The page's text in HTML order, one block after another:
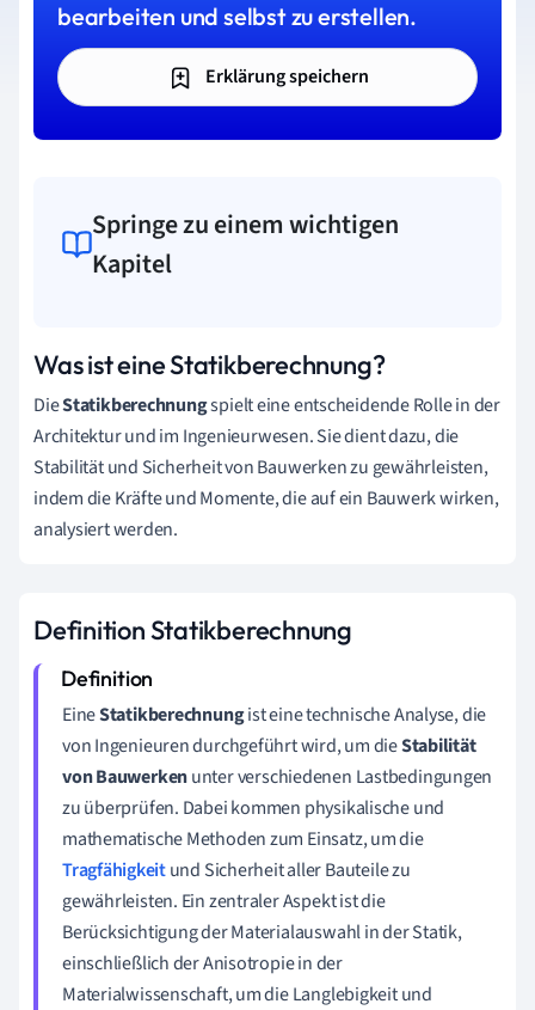
bearbeiten und selbst zu erstellen.
Erklärung speichern
Springe zu einem wichtigen
Kapitel
Was ist eine Statikberechnung?
DieStatikberechnungspielt eine entscheidende Rolle in der
Architektur und im Ingenieurwesen. Sie dient dazu, die
Stabilität und Sicherheit von Bauwerken zu gewährleisten,
indem die Kräfte und Momente, die auf ein Bauwerk wirken,
analysiert werden.
Definition Statikberechnung
EineStatikberechnungist eine technische Analyse, die
von Ingenieuren durchgeführt wird, um dieStabilität
von Bauwerkenunter verschiedenen Lastbedingungen
zu überprüfen. Dabei kommen physikalische und
mathematische Methoden zum Einsatz, um die
Tragfähigkeitund Sicherheit aller Bauteile zu
gewährleisten. Ein zentraler Aspekt ist die
Berücksichtigung der Materialauswahl in der Statik,
einschließlich der Anisotropie in der
Materialwissenschaft, um die Langlebigkeit und